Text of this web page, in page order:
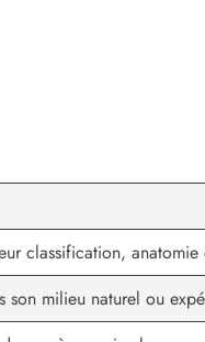
classification,
son milieu naturel ou